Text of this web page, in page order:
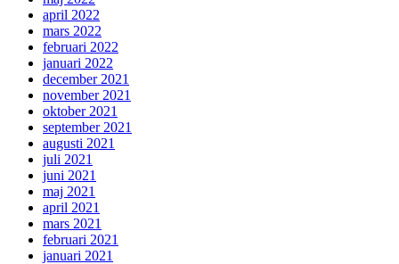
april 2022
mars 2022
februari 2022
januari 2022
december 2021
november 2021
oktober 2021
september 2021
augusti 2021
juli 2021
juni 2021
maj 2021
april 2021
mars 2021
februari 2021
januari 2021